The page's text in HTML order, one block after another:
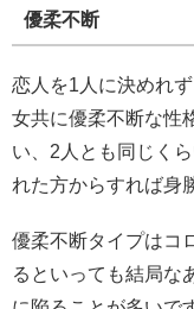
優柔不断
恋人を1人に決めれ
女共に優柔不断な性
い、2人とも同じく
れた方からすれば身
優柔不断タイプはコ
るといっても結局な